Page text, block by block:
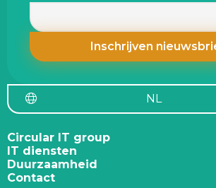
NL
Circular IT group
IT diensten
Duurzaamheid
Contact